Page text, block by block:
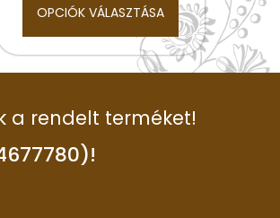
OPCIÓK VÁLASZTÁSA
a rendelt terméket!